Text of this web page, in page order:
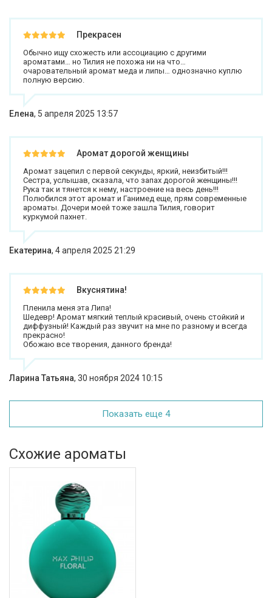
Прекрасен
Обычно ищу схожесть или ассоциацию с другими
ароматами… но Тилия не похожа ни на что…
очаровательный аромат меда и липы… однозначно куплю
полную версию.
Елена, 5 апреля 2025 13:57
Аромат дорогой женщины
Аромат зацепил с первой секунды, яркий, неизбитый!!!
Сестра, услышав, сказала, что запах дорогой женщины!!!
Рука так и тянется к нему, настроение на весь день!!!
Полюбился этот аромат и Ганимед еще, прям современные
ароматы. Дочери моей тоже зашла Тилия, говорит
куркумой пахнет.
Екатерина, 4 апреля 2025 21:29
Вкуснятина!
Пленила меня эта Липа!
Шедевр! Аромат мягкий теплый красивый, очень стойкий и
диффузный! Каждый раз звучит на мне по разному и всегда
прекрасно!
Обожаю все творения, данного бренда!
Ларина Татьяна, 30 ноября 2024 10:15
Показать еще 4
Схожие ароматы